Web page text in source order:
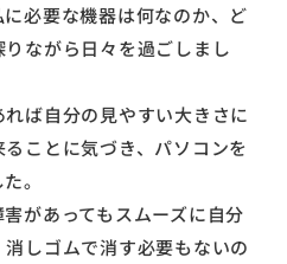
必要な機器は何なのか、ど
ながら日々を過ごしまし
ば自分の見やすい大きさに
ことに気づき、パソコンを
。
があってもスムーズに自分
しゴムで消す必要もないの